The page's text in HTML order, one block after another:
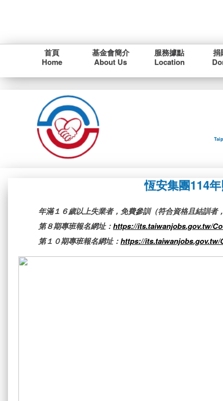
首頁
Home
基金會簡介
About Us
服務據點
Location
捐
恆安集團114
年滿１６歲以上失業者，免費參訓（符合資格且結訓
第８期專班報名網址：https://its.taiwanjobs.gov.tw/
第１０期專班報名網址：https://its.taiwanjobs.gov.tw/